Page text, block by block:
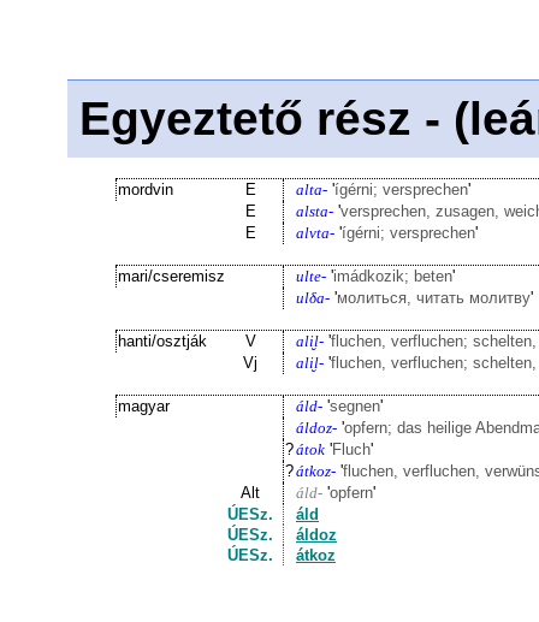
Egyeztető rész -
mordvin E alta- 'ígérni; versprechen'
E
alsta- 'versprechen, zusagen,
E
alvta- 'ígérni; versprechen'
mari/cseremisz ulte- 'imádkozik; beten'
ulδa- 'молиться, читать молитву'
hanti/osztják V ali̮l- 'fluchen, verfluchen;
Vj
ali̮l- 'fluchen, verfluchen;
magyar áld- 'segnen'
áldoz- 'opfern; das heilige
?átok 'Fluch'
?átkoz- 'fluchen, verfluchen,
Alt
áld- 'opfern'
ÚESz.
áld
ÚESz.
áldoz
ÚESz.
átkoz